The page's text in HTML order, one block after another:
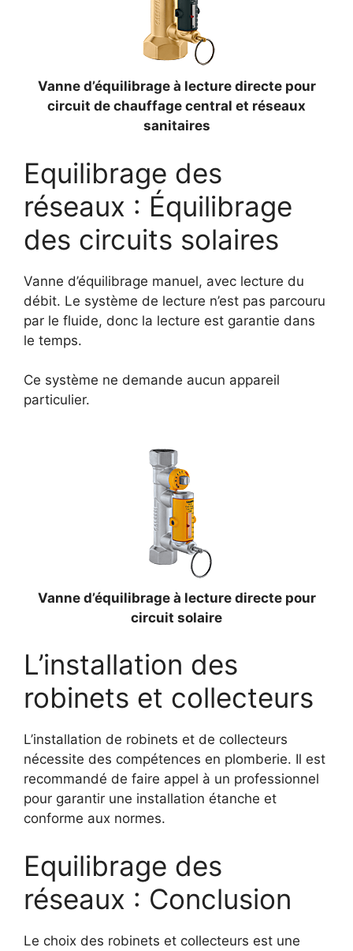
Vanne d’équilibrage à lecture directe pour
circuit de chauffage central et réseaux
sanitaires
Equilibrage des
réseaux : Équilibrage
des circuits solaires
Vanne d’équilibrage manuel, avec lecture du
débit. Le système de lecture n’est pas parcouru
par le fluide, donc la lecture est garantie dans
le temps.
Ce système ne demande aucun appareil
particulier.
Vanne d’équilibrage à lecture directe pour
circuit solaire
L’installation des
robinets et collecteurs
L’installation de robinets et de collecteurs
nécessite des compétences en plomberie. Il est
recommandé de faire appel à un professionnel
pour garantir une installation étanche et
conforme aux normes.
Equilibrage des
réseaux : Conclusion
Le choix des robinets et collecteurs est une